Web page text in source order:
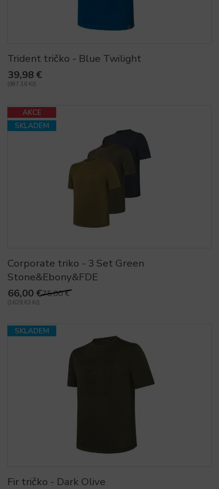
Trident tričko - Blue Twilight
39,98 €
(987,16 Kč)
AKCE
SKLADEM
Corporate triko - 3 Set Green
Stone&Ebony&FDE
66,00 €75,00 €
(1629,63 Kč)
SKLADEM
Fir tričko - Dark Olive